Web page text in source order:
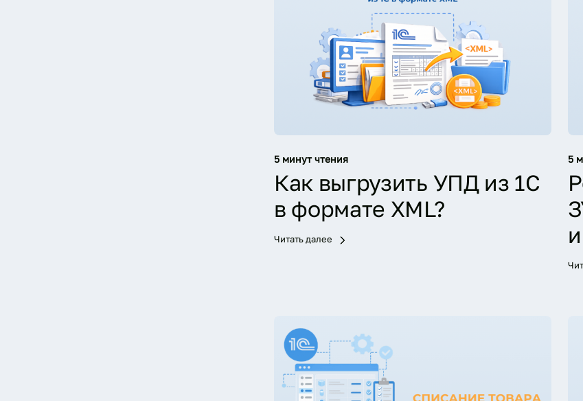
5 минут чтения
Как выгрузить УПД из 1С
в формате XML?
Читать далее
5